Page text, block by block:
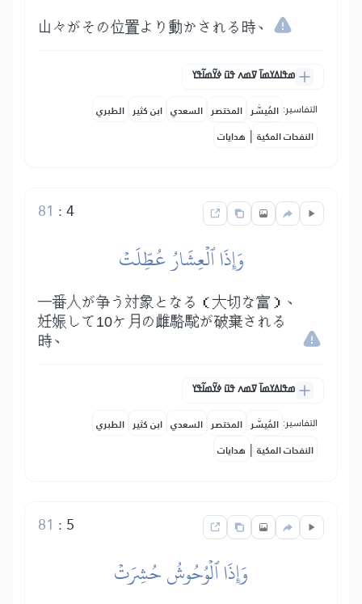
山々がその位置より動かされる時、
ߘߟߊߡߌߘߊ߫ ߜߘߍ ߟߎ߫ ߦߌ߬ߘߊ߬ߟߌ
التفاسير: المُيسَّر المختصر السعدي ابن كثير الطبري
النفحات المكية | هدايات
4
:
81
وَإِذَا ٱلۡعِشَارُ عُطِّلَتۡ
一番人が争う対象となる（大切な富）、
妊娠して10ケ月の雌駱駝が破棄される
時、
ߘߟߊߡߌߘߊ߫ ߜߘߍ ߟߎ߫ ߦߌ߬ߘߊ߬ߟߌ
التفاسير: المُيسَّر المختصر السعدي ابن كثير الطبري
النفحات المكية | هدايات
5
:
81
وَإِذَا ٱلۡوُحُوشُ حُشِرَتۡ